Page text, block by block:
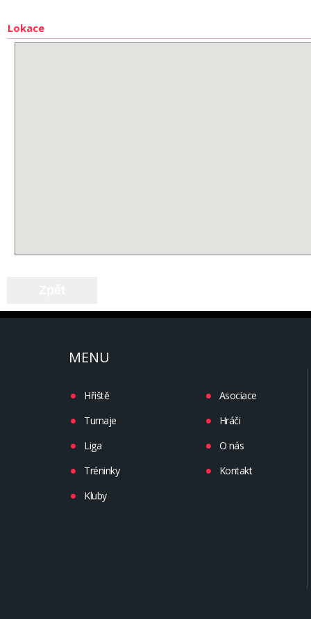
Lokace
MENU
Hřiště
Turnaje
Liga
Tréninky
Kluby
Asociace
Hráči
O nás
Kontakt